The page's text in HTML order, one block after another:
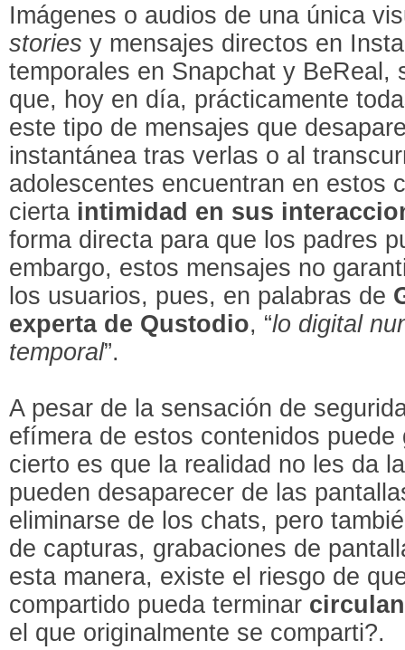
Imágenes o audios de una única
stories y mensajes directos en
temporales en Snapchat y BeReal,
que, hoy en día, prácticamente
este tipo de mensajes que
instantánea tras verlas o al
adolescentes encuentran en estos
cierta intimidad en sus
forma directa para que los padres
embargo, estos mensajes no
los usuarios, pues, en palabras de
experta de Qustodio, “lo digital
temporal”.
A pesar de la sensación de
efímera de estos contenidos
cierto es que la realidad no les da
pueden desaparecer de las
eliminarse de los chats, pero
de capturas, grabaciones de
esta manera, existe el riesgo de
compartido pueda terminar
el que originalmente se comparti?.